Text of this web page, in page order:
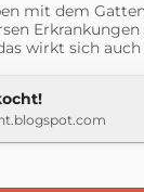
mit dem
wirkt sich auch